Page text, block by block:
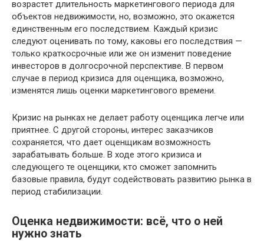
возрастет длительность маркетингового периода для
объектов недвижимости, но, возможно, это окажется
единственным его последствием. Каждый кризис
следуют оценивать по тому, каковы его последствия —
только краткосрочные или же он изменит поведение
инвесторов в долгосрочной перспективе. В первом
случае в период кризиса для оценщика, возможно,
изменятся лишь оценки маркетингового времени.
Кризис на рынках не делает работу оценщика легче или
приятнее. С другой стороны, интерес заказчиков
сохраняется, что дает оценщикам возможность
зарабатывать больше. В ходе этого кризиса и
следующего те оценщики, кто сможет запомнить
базовые правила, будут содействовать развитию рынка в
период стабилизации.
Оценка недвижимости: всё, что о ней
нужно знать